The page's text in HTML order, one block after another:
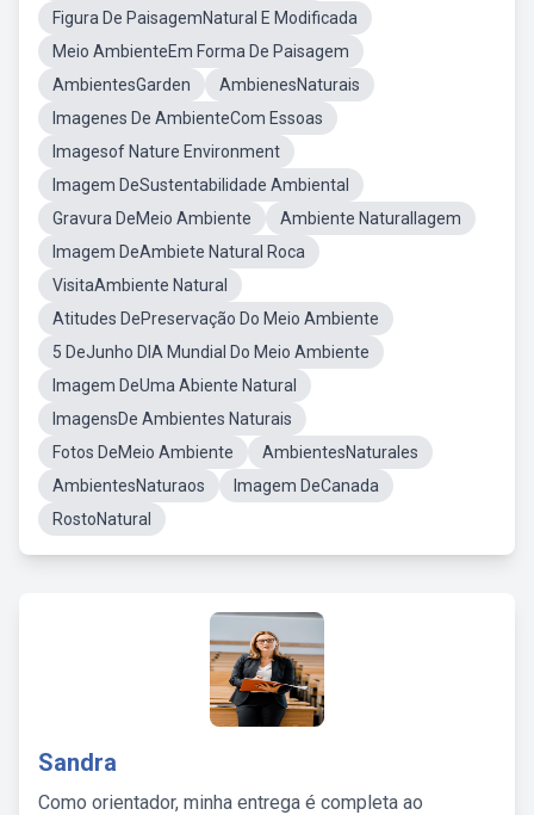
Figura De PaisagemNatural E Modificada
Meio AmbienteEm Forma De Paisagem
AmbientesGarden
AmbienesNaturais
Imagenes De AmbienteCom Essoas
Imagesof Nature Environment
Imagem DeSustentabilidade Ambiental
Gravura DeMeio Ambiente
Ambiente NaturalIagem
Imagem DeAmbiete Natural Roca
VisitaAmbiente Natural
Atitudes DePreservação Do Meio Ambiente
5 DeJunho DIA Mundial Do Meio Ambiente
Imagem DeUma Abiente Natural
ImagensDe Ambientes Naturais
Fotos DeMeio Ambiente
AmbientesNaturales
AmbientesNaturaos
Imagem DeCanada
RostoNatural
Sandra
Como orientador, minha entrega é completa ao